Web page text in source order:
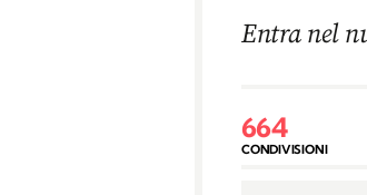
Entra nel
664
CONDIVISIONI